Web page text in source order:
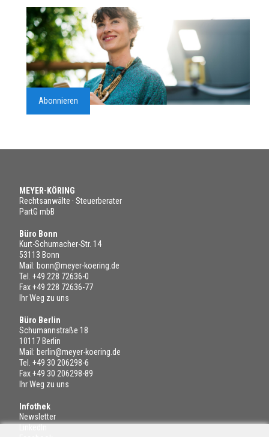
Abonnieren
MEYER-KÖRING
Rechtsanwälte · Steuerberater
PartG mbB
Büro Bonn
Kurt-Schumacher-Str. 14
53113 Bonn
Mail: bonn@meyer-koering.de
Tel. +49 228 72636-0
Fax +49 228 72636-77
Ihr Weg zu uns
Büro Berlin
Schumannstraße 18
10117 Berlin
Mail: berlin@meyer-koering.de
Tel. +49 30 206298-6
Fax +49 30 206298-89
Ihr Weg zu uns
Infothek
Newsletter